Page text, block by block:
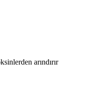
arındırır